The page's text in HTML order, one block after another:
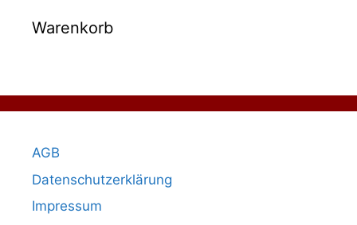
Warenkorb
AGB
Datenschutzerklärung
Impressum